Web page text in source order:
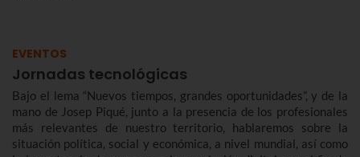
EVENTOS
Jornadas tecnológicas
Bajo el lema “Nuevos tiempos, grandes oportunidades”, y de la
mano de Josep Piqué, junto a la presencia de los profesionales
más relevantes de nuestro territorio, hablaremos sobre la
situación política, social y económica, a nivel mundial, así como